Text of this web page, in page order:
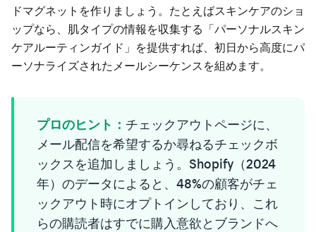
ドマグネットを作りましょう。たとえばスキンケアのショ
ップなら、肌タイプの情報を収集する「パーソナルスキン
ケアルーティンガイド」を提供すれば、初日から高度にパ
ーソナライズされたメールシーケンスを組めます。
プロのヒント： チェックアウトページに、
メール配信を希望するか尋ねるチェックボ
ックスを追加しましょう。Shopify（2024
年）のデータによると、48%の顧客がチェ
ックアウト時にオプトインしており、これ
らの購読者はすでに購入意欲とブランドへ